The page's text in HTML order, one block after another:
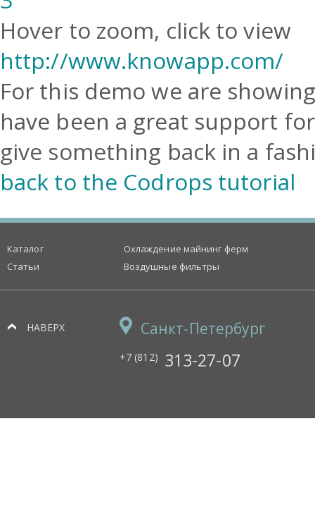
Hover to zoom, click to view
http://www.knowapp.com/
For this demo we are
have been a great support
give something back in a
back to the Codrops tutorial
Каталог
Статьи
Охлаждение майнинг ферм
Воздушные фильтры
НАВЕРХ Санкт-Петербург
+7 (812) 313-27-07